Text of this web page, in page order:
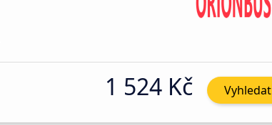
1 524 Kč Vyhledat